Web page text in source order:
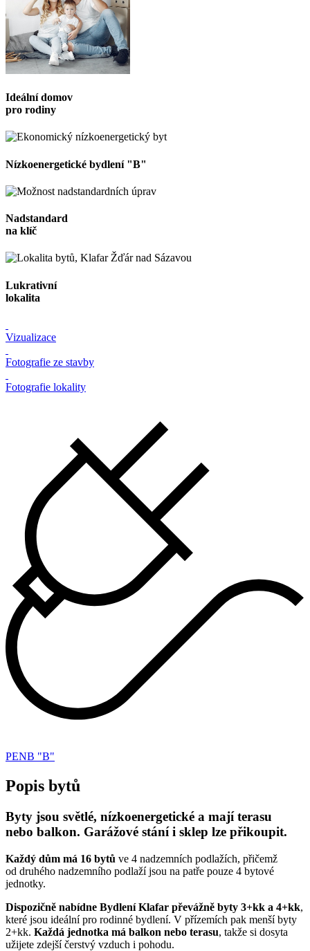
Ideální domov
pro rodiny
Nízkoenergetické bydlení "B"
Nadstandard
na klíč
Lukrativní
lokalita
Vizualizace
Fotografie ze stavby
Fotografie lokality
PENB "B"
Popis bytů
Byty jsou světlé, nízkoenergetické a mají terasu
nebo balkon. Garážové stání i sklep lze přikoupit.
Každý dům má 16 bytů ve 4 nadzemních podlažích, přičemž
od druhého nadzemního podlaží jsou na patře pouze 4 bytové
jednotky.
Dispozičně nabídne Bydlení Klafar převážně byty 3+kk a 4+kk,
které jsou ideální pro rodinné bydlení. V přízemích pak menší byty
2+kk. Každá jednotka má balkon nebo terasu, takže si dosyta
užijete zdejší čerstvý vzduch i pohodu.